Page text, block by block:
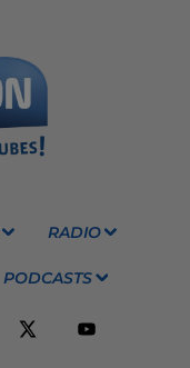
RADIO
PODCASTS